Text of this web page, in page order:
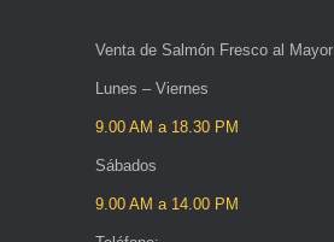
Venta de Salmón Fresco al Mayor
Lunes – Viernes
9.00 AM a 18.30 PM
Sábados
9.00 AM a 14.00 PM